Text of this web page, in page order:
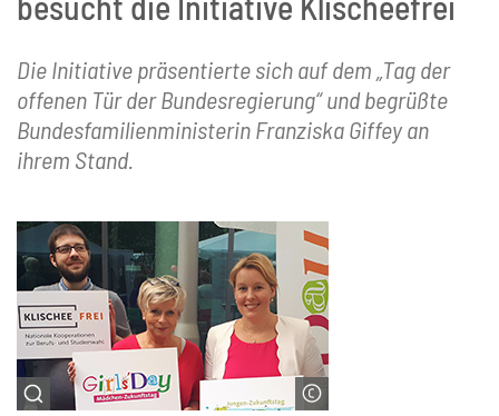
Die Initiative präsentierte sich auf dem „Tag der
offenen Tür der Bundesregierung“ und begrüßte
Bundesfamilienministerin Franziska Giffey an
ihrem Stand.